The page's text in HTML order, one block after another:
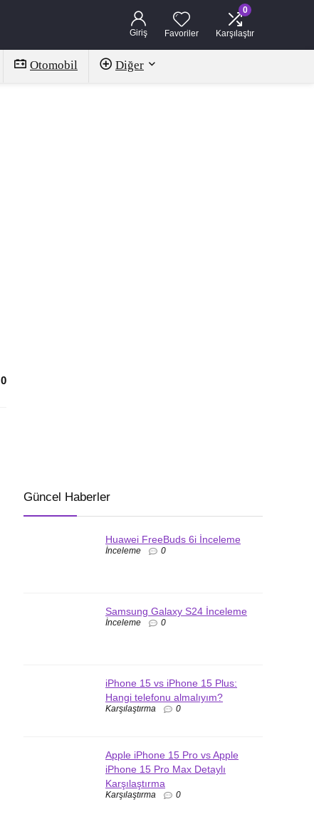
Giriş Favoriler
0
Karşılaştır
Otomobil Diğer
0
Güncel Haberler
Huawei FreeBuds 6i İnceleme
İnceleme 0
Samsung Galaxy S24 İnceleme
İnceleme 0
iPhone 15 vs iPhone 15 Plus:
Hangi telefonu almalıyım?
Karşılaştırma 0
Apple iPhone 15 Pro vs Apple
iPhone 15 Pro Max Detaylı
Karşılaştırma
Karşılaştırma 0